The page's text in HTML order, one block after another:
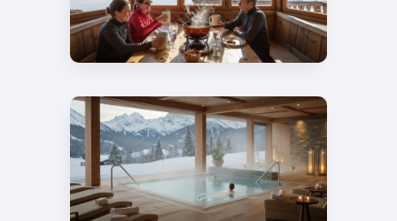
Fondue à l’Alpe d’Huez :
la variante isère avec un
Bleu du Vercors